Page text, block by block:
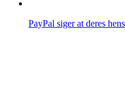
PayPal siger at deres